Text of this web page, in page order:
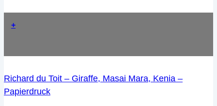
+
Richard du Toit – Giraffe, Masai Mara, Kenia –
Papierdruck